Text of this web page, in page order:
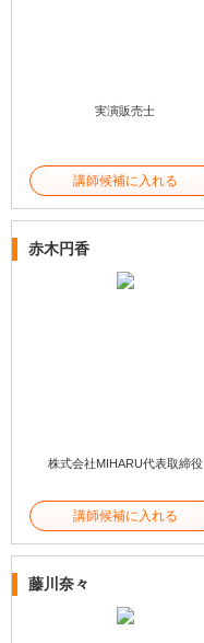
実演販売士
講師候補に入れる
赤木円香
株式会社MIHARU代表取締役
講師候補に入れる
藤川奈々